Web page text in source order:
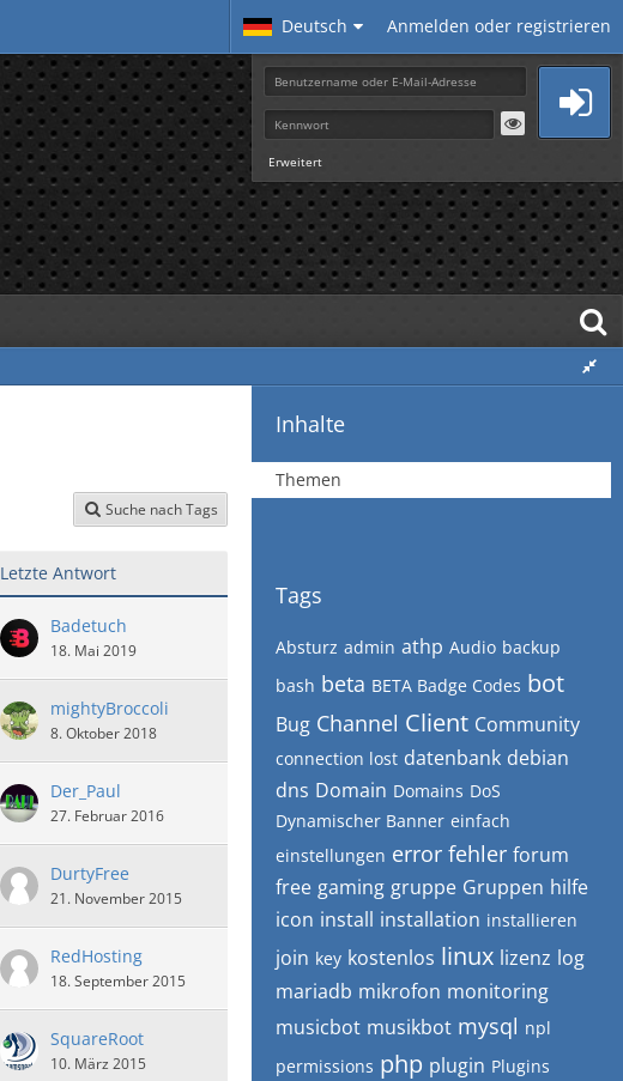
Deutsch Anmelden oder registrieren
Erweitert
Suche nach Tags
Letzte Antwort
Badetuch
18. Mai 2019
mightyBroccoli
8. Oktober 2018
Der_Paul
27. Februar 2016
DurtyFree
21. November 2015
RedHosting
18. September 2015
SquareRoot
10. März 2015
Inhalte
Themen
Tags
Absturz admin athp Audio backup
bash beta BETA Badge Codes bot
Bug Channel Client Community
connection lost datenbank debian
dns Domain Domains DoS
Dynamischer Banner einfach
einstellungen error fehler forum
free gaming gruppe Gruppen hilfe
icon install installation installieren
join key kostenlos linux lizenz log
mariadb mikrofon monitoring
musicbot musikbot mysql npl
permissions php plugin Plugins